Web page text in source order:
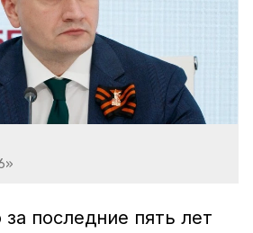
последние пять лет